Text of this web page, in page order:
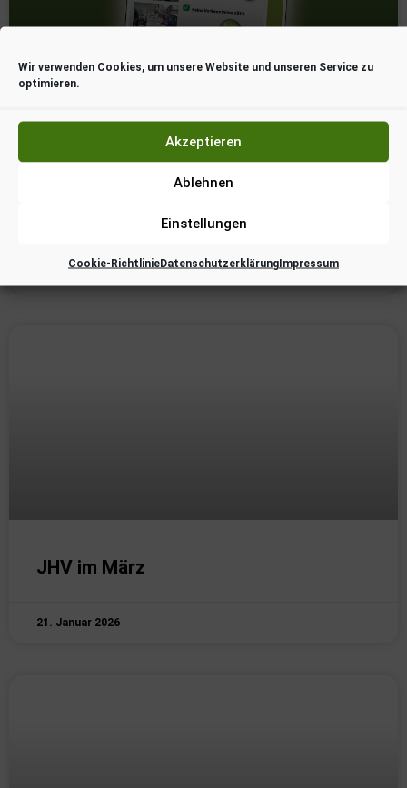
Wir verwenden Cookies, um unsere Website und unseren Service zu
optimieren.
Akzeptieren
Ablehnen
Einstellungen
Cookie-RichtlinieDatenschutzerklärungImpressum
Jugendwart*in gesucht
Worum geht’s? Wir suchen jemanden, der Lust hat, tolle
Aktionen für Kinder undJugendliche zu
Leistungsdruck Deine Aufgaben: • Veranstaltungen &
25. Januar 2026
JHV im März
21. Januar 2026